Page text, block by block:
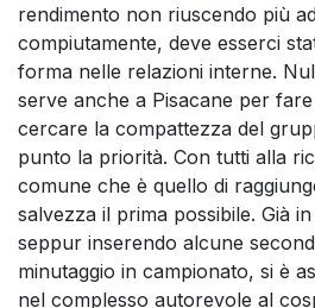
rendimento non riuscendo più
compiutamente, deve esserci
forma nelle relazioni interne.
serve anche a Pisacane per
cercare la compattezza del
punto la priorità. Con tutti alla
comune che è quello di
salvezza il prima possibile. Già
seppur inserendo alcune
minutaggio in campionato, si è
nel complesso autorevole al